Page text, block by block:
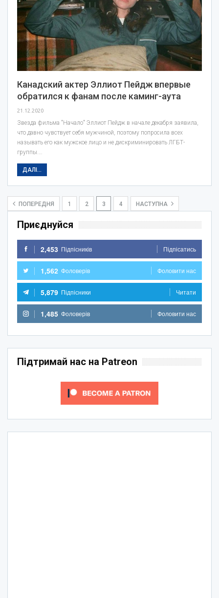
Канадский актер Эллиот Пейдж впервые
обратился к фанам после каминг-аута
21.12.2020
Звезда фильма "Начало" Эллиот Пейдж в начале декабря заявила,
что давно чувствует себя мужчиной, поэтому попросила всех
называть его как мужское лицо и не дискриминировать ЛГБТ-
группы.…
ДАЛІ...
ПОПЕРЕДНЯ 1 2 3 4 НАСТУПНА
Приєднуйся
2,453 Підпісників Підпісатись
1,562 Фоловерів Фоловити нас
5,879 Підпісники Читати
1,485 Фоловерів Фоловити нас
Підтримай нас на Patreon